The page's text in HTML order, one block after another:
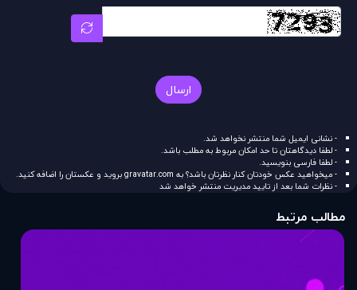
ارسال
- نشانی ایمیل شما منتشر نخواهد شد.
- لطفا دیدگاهتان تا حد امکان مربوط به مطلب باشد.
- لطفا فارسی بنویسید.
- میخواهید عکس خودتان کنار نظرتان باشد؟ به gravatar.comبروید و عکستان را اضافه کنید.
- نظرات شما بعد از تایید مدیریت منتشر خواهد شد
مطالب مرتبط